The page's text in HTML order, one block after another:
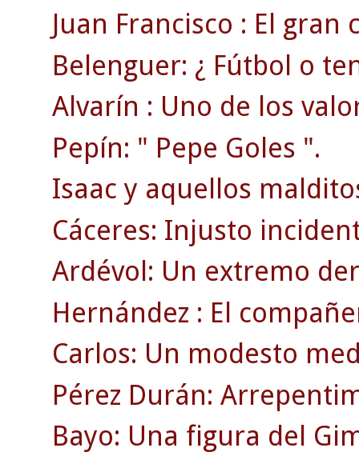
Juan Francisco : El
Belenguer: ¿ Fútbol o
Alvarín : Uno de los
Pepín: " Pepe Goles ".
Isaac y aquellos
Cáceres: Injusto
Ardévol: Un extremo
Hernández : El
Carlos: Un modesto
Pérez Durán:
Bayo: Una figura del